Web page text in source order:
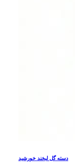
دسته گل لبخند خورشید